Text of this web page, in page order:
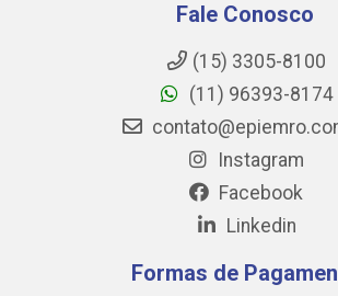
Fale Conosco
(15) 3305-8100
(11) 96393-8174
Instagram
Facebook
Linkedin
Formas de